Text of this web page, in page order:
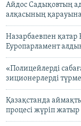
Айдос Садықовтың
алқасының қарауына
Назарбаевпен қатар
Еуропарламент
«Полицейлерді
зиционерлерді
Қазақстанда
процесі жүріп жатыр